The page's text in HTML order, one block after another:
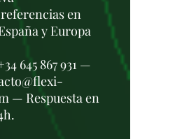
en
y Europa
645 867 931 —
— Respuesta en